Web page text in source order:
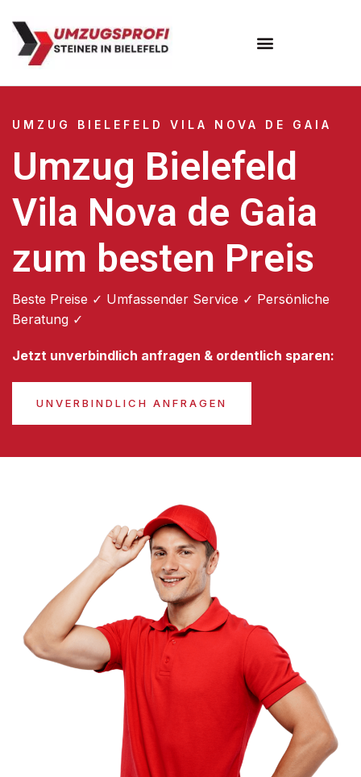
UMZUG BIELEFELD VILA NOVA DE GAIA
Umzug Bielefeld
Vila Nova de Gaia
zum besten Preis
Beste Preise ✓ Umfassender Service ✓ Persönliche
Beratung ✓
Jetzt unverbindlich anfragen & ordentlich sparen:
UNVERBINDLICH ANFRAGEN